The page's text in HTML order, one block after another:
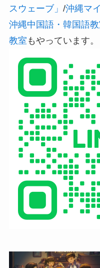
スウェーブ」 /沖縄マ
沖縄中国語・韓国語
教室 もやっています。